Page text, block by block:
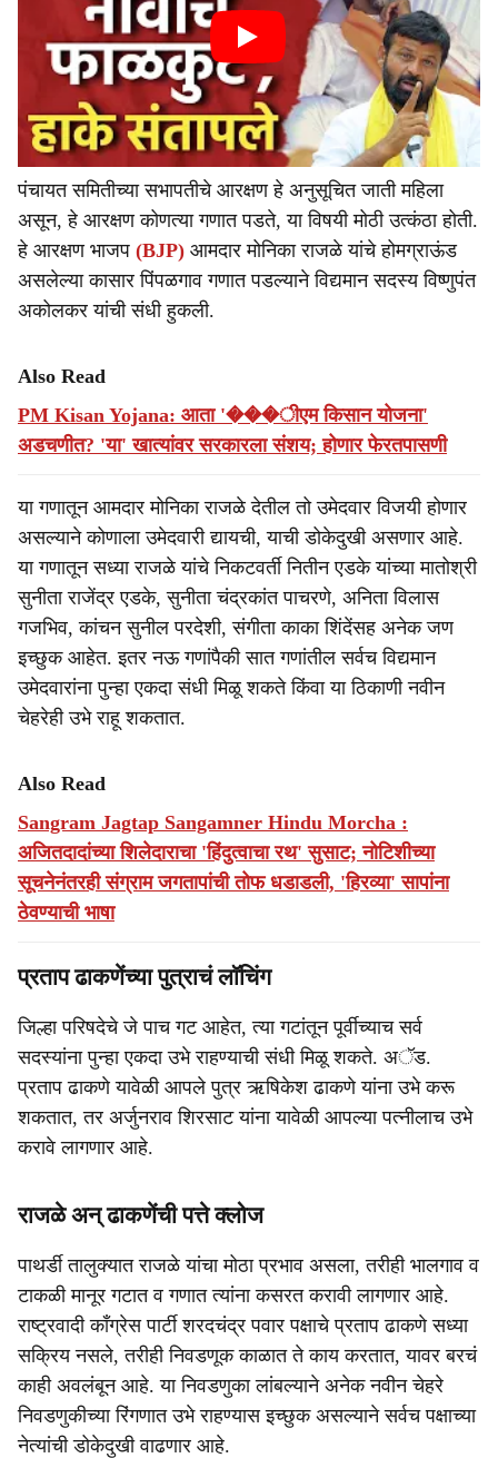
पंचायत समितीच्या सभापतीचे आरक्षण हे अनुसूचित जाती महिला
असून, हे आरक्षण कोणत्या गणात पडते, या विषयी मोठी उत्कंठा होती.
हे आरक्षण भाजप (BJP) आमदार मोनिका राजळे यांचे होमग्राऊंड
असलेल्या कासार पिंपळगाव गणात पडल्याने विद्यमान सदस्य विष्णुपंत
अकोलकर यांची संधी हुकली.
Also Read
PM Kisan Yojana: आता '���ीएम किसान योजना'
अडचणीत? 'या' खात्यांवर सरकारला संशय; होणार फेरतपासणी
या गणातून आमदार मोनिका राजळे देतील तो उमेदवार विजयी होणार
असल्याने कोणाला उमेदवारी द्यायची, याची डोकेदुखी असणार आहे.
या गणातून सध्या राजळे यांचे निकटवर्ती नितीन एडके यांच्या मातोश्री
सुनीता राजेंद्र एडके, सुनीता चंद्रकांत पाचरणे, अनिता विलास
गजभिव, कांचन सुनील परदेशी, संगीता काका शिंदेंसह अनेक जण
इच्छुक आहेत. इतर नऊ गणांपैकी सात गणांतील सर्वच विद्यमान
उमेदवारांना पुन्हा एकदा संधी मिळू शकते किंवा या ठिकाणी नवीन
चेहरेही उभे राहू शकतात.
Also Read
Sangram Jagtap Sangamner Hindu Morcha :
अजितदादांच्या शिलेदाराचा 'हिंदुत्वाचा रथ' सुसाट; नोटिशीच्या
सूचनेनंतरही संग्राम जगतापांची तोफ धडाडली, 'हिरव्या' सापांना
ठेवण्याची भाषा
प्रताप ढाकणेंच्या पुत्राचं लाॅचिंग
जिल्हा परिषदेचे जे पाच गट आहेत, त्या गटांतून पूर्वीच्याच सर्व
सदस्यांना पुन्हा एकदा उभे राहण्याची संधी मिळू शकते. अॅड.
प्रताप ढाकणे यावेळी आपले पुत्र ऋषिकेश ढाकणे यांना उभे करू
शकतात, तर अर्जुनराव शिरसाट यांना यावेळी आपल्या पत्नीलाच उभे
करावे लागणार आहे.
राजळे अन् ढाकणेंची पत्ते क्लोज
पाथर्डी तालुक्यात राजळे यांचा मोठा प्रभाव असला, तरीही भालगाव व
टाकळी मानूर गटात व गणात त्यांना कसरत करावी लागणार आहे.
राष्ट्रवादी काँग्रेस पार्टी शरदचंद्र पवार पक्षाचे प्रताप ढाकणे सध्या
सक्रिय नसले, तरीही निवडणूक काळात ते काय करतात, यावर बरचं
काही अवलंबून आहे. या निवडणुका लांबल्याने अनेक नवीन चेहरे
निवडणुकीच्या रिंगणात उभे राहण्यास इच्छुक असल्याने सर्वच पक्षाच्या
नेत्यांची डोकेदुखी वाढणार आहे.